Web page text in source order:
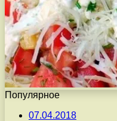
Популярное
07.04.2018